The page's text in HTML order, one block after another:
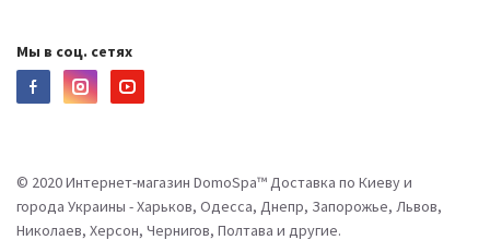
Мы в соц. сетях
© 2020 Интернет-магазин DomoSpa™ Доставка по Киеву и
города Украины - Харьков, Одесса, Днепр, Запорожье, Львов,
Николаев, Херсон, Чернигов, Полтава и другие.